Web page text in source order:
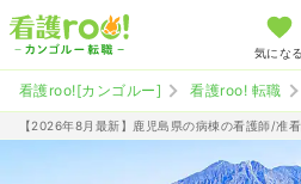
気になる
看護roo![カンゴルー] 看護roo! 転職
【2026年8月最新】鹿児島県の病棟の看護師/准